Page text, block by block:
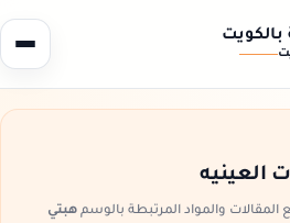
بالكويت
العينيه
والمواد المرتبطة بالوسم هبتي